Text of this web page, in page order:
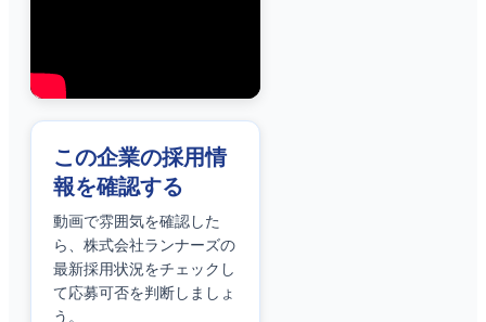
この企業の採用情
報を確認する
動画で雰囲気を確認した
ら、 株式会社ランナーズの
最新採用状況をチェックし
て応募可否を判断しましょ
う。